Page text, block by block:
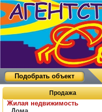
Подобрать объект
Продажа
Жилая недвижимость